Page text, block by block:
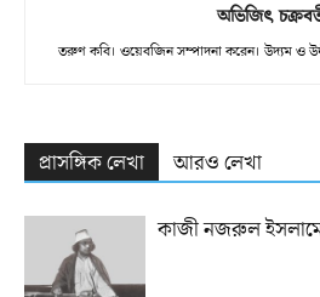
অভিজিৎ
তরুণ কবি। ওয়েবজিন সম্পাদনা করেন। উদ্যম ও
প্রাসঙ্গিক লেখা আরও লেখা
কাজী নজরুল